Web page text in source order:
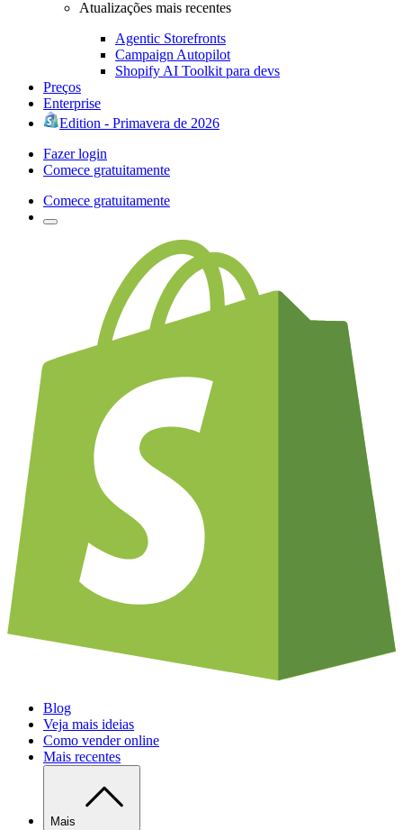
Atualizações mais recentes
Agentic Storefronts
Campaign Autopilot
Shopify AI Toolkit para devs
Preços
Enterprise
Edition - Primavera de 2026
Fazer login
Comece gratuitamente
Comece gratuitamente
Blog
Veja mais ideias
Como vender online
Mais recentes
Mais